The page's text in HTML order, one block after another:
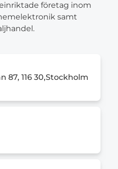
företag inom
samt
87, 116 30,Stockholm